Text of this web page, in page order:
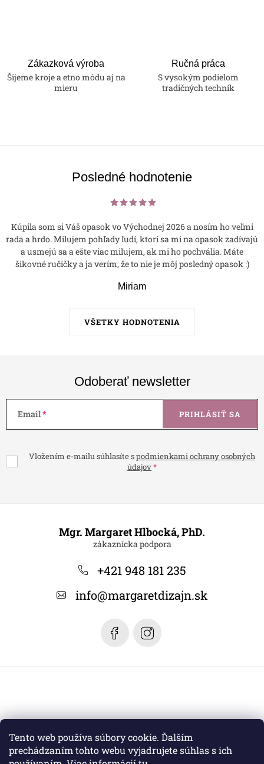
Tento web používa súbory cookie. Ďalším
prechádzaním tohto webu vyjadrujete súhlas s ich
Zákazková výroba
Šijeme kroje a etno módu aj na
mieru
Ručná práca
S vysokým podielom
tradičných techník
Posledné hodnotenie
VŠETKY HODNOTENIA
Kúpila som si Váš opasok vo Východnej 2026 a nosím ho veľmi
rada a hrdo. Milujem pohľady ľudí, ktorí sa mi na opasok zadívajú
a usmejú sa a ešte viac milujem, ak mi ho pochvália. Máte
šikovné ručičky a ja verím, že to nie je môj posledný opasok :)
Miriam
Odoberať newsletter
Email
Vložením e-mailu súhlasíte spodmienkami ochrany osobných
údajov
PRIHLÁSIŤ SA
Mgr. Margaret Hlbocká, PhD.
+421 948 181 235
info@margaretdizajn.sk